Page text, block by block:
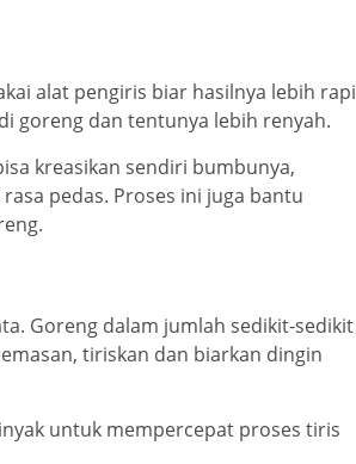
alat pengiris biar hasilnya lebih rapi
goreng dan tentunya lebih renyah.
kreasikan sendiri bumbunya,
pedas. Proses ini juga bantu
Goreng dalam jumlah sedikit-sedikit
tiriskan dan biarkan dingin
untuk mempercepat proses tiris